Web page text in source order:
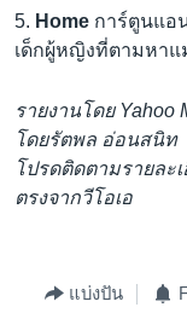
5. Home การ์ตูนแอ
เด็กผู้หญิงที่ตามหาแ
รายงานโดย Yahoo
โดยรัตพล อ่อนสนิท
โปรดติดตามรายละ
ตรงจากวีโอเอ
แบ่งปัน